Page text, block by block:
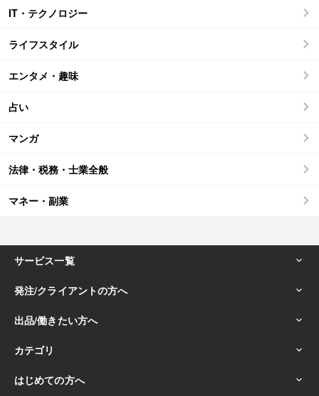
IT・テクノロジー
ライフスタイル
エンタメ・趣味
占い
マンガ
法律・税務・士業全般
マネー・副業